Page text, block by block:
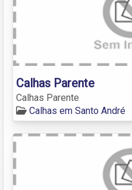
Calhas Parente
Calhas Parente
Calhas em Santo André